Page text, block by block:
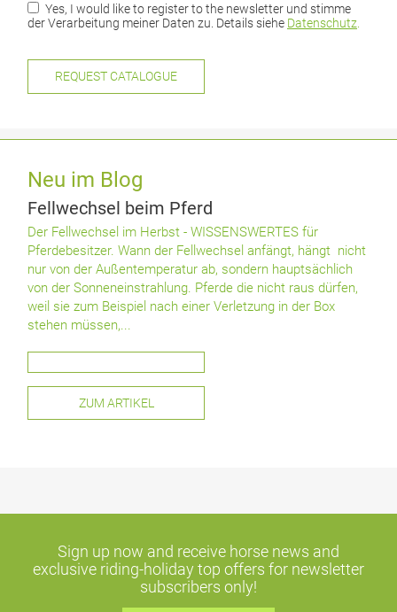
Yes, I would like to register to the newsletter und stimme
der Verarbeitung meiner Daten zu. Details siehe Datenschutz
Neu im Blog
Fellwechsel beim Pferd
Der Fellwechsel im Herbst - WISSENSWERTES für
Pferdebesitzer. Wann der Fellwechsel anfängt, hängt nicht
nur von der Außentemperatur ab, sondern hauptsächlich
von der Sonneneinstrahlung. Pferde die nicht raus dürfen,
weil sie zum Beispiel nach einer Verletzung in der Box
stehen müssen,...
ZUM ARTIKEL
Sign up now and receive horse news and
exclusive riding-holiday top offers for newsletter
subscribers only!